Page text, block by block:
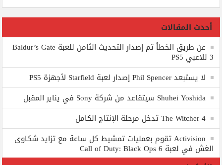
أحدث المقالات
عن طريق الخطأ تم إصدار التحديث الثامن للعبة Baldur’s Gate
3 للاعبي PS5
لا يستبعد Phil Spencer إصدار لعبة Starfield لأجهزة PS5
Shuhei Yoshida سيتقاعد من شركة Sony في يناير المقبل
The Witcher 4 تدخل مرحلة الإنتاج الكامل
Activision تقوم بعمليات تمشيط كل ساعة مع تزايد شكاوى
الغش في لعبة Call of Duty: Black Ops 6